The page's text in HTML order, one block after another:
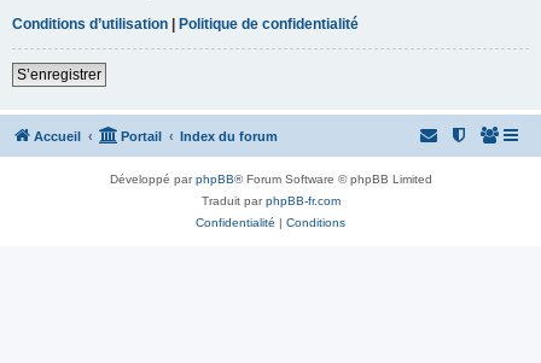
Conditions d’utilisation | Politique de confidentialité
S’enregistrer
Accueil Portail Index du forum
Développé parphpBB® Forum Software © phpBB Limited
Traduit parphpBB-fr.com
Confidentialité | Conditions